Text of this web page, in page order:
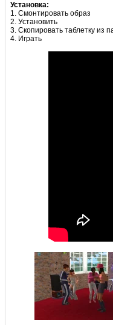
Установка:
1. Смонтировать образ
2. Установить
3. Скопировать таблетку из
4. Играть